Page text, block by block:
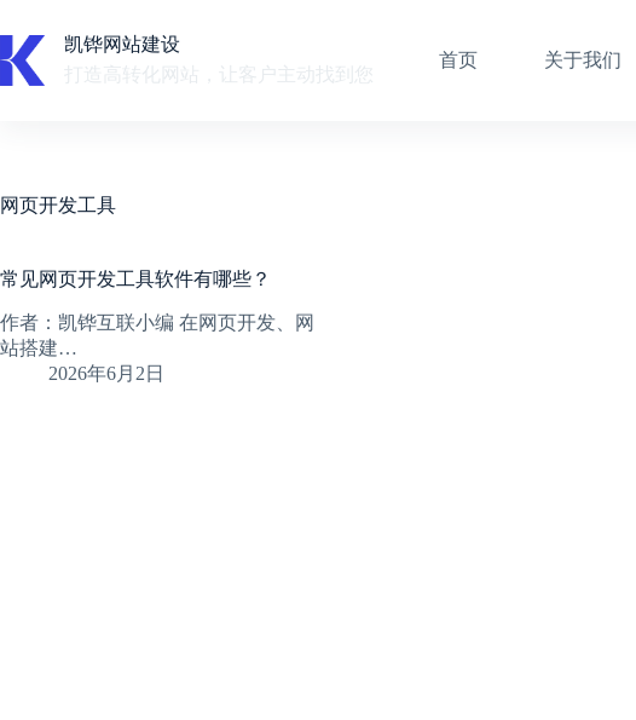
至
内
容
凯铧网站建设
打造高转化网站，让客户主动找到您
首页 关于我们
网页开发工具
常见网页开发工具软件有哪些？
作者：凯铧互联小编 在网页开发、网
站搭建…
2026年6月2日